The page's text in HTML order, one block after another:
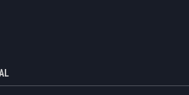
de las FARC